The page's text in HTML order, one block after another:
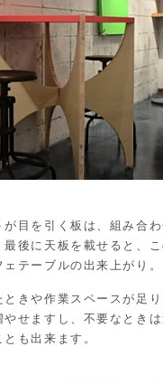
が目を引く板は、組み合
最後に天板を載せると、
テーブルの出来上がり。
ときや作業スペースが足
やせますし、不要なとき
も出来ます。